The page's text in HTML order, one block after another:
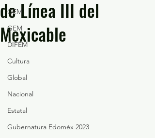
GEM
GEM
DIFEM
Cultura
Global
Nacional
Estatal
Gubernatura Edoméx 2023
de Línea III del
Mexicable